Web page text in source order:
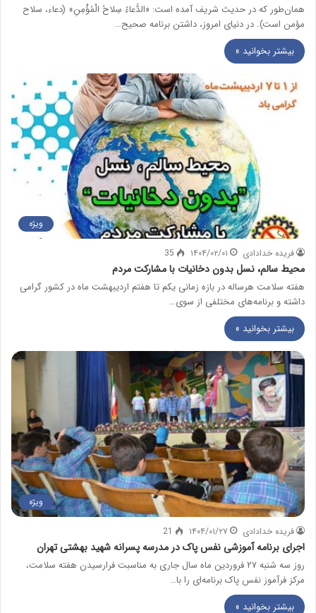
همان‌طور که در حدیث شریف آمده است: «الدُّعاءُ سِلاحُ الْمُؤْمِنِ» (دعاء، سلاح
مؤمن است). در دنیای امروز، داشتن برنامه صحیح…
بیشتر بخوانید »
ویژه
فریده خدادادی ۱۴۰۴/۰۲/۰۱ 35
محیط سالم، نسل بدون دخانیات با مشارکت مردم
هفته سلامت هرساله در بازه زمانی یکم تا هفتم اردیبهشت ماه در کشور گرامی
داشته و برنامه‌های مختلفی از سوی…
بیشتر بخوانید »
ویژه
فریده خدادادی ۱۴۰۴/۰۱/۲۷ 21
اجرای برنامه آموزشی نفس پاک در مدرسه پسرانه شهید بهشتی تهران
روز سه شنبه ۲۷ فروردین ماه سال جاری به مناسبت فرارسیدن هفته سلامت،
مرکز فرآموز نفس پاک برنامه‌ای را با…
بیشتر بخوانید »